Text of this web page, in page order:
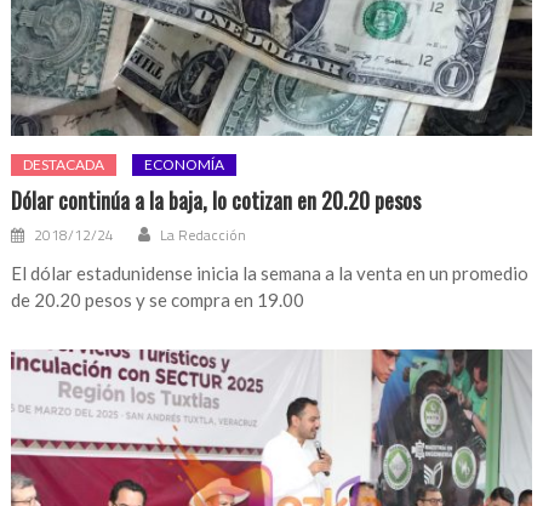
DESTACADA ECONOMÍA
Dólar continúa a la baja, lo cotizan en 20.20 pesos
2018/12/24 La Redacción
El dólar estadunidense inicia la semana a la venta en un promedio
de 20.20 pesos y se compra en 19.00